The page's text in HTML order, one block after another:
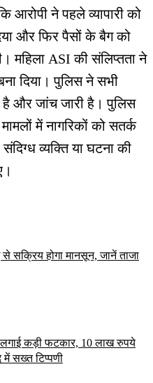
ने पहले व्यापारी को
और फिर पैसों के बैग को
ASI की संलिप्तता ने
दिया। पुलिस ने सभी
और जांच जारी है। पुलिस
में नागरिकों को सतर्क
व्यक्ति या घटना की
सक्रिय होगा मानसून, जानें ताजा
लगाई कड़ी फटकार, 10 लाख रुपये
में सख्त टिप्पणी